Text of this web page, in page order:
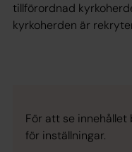
tillförordnad
kyrkoherden är
För att se
för inställningar.